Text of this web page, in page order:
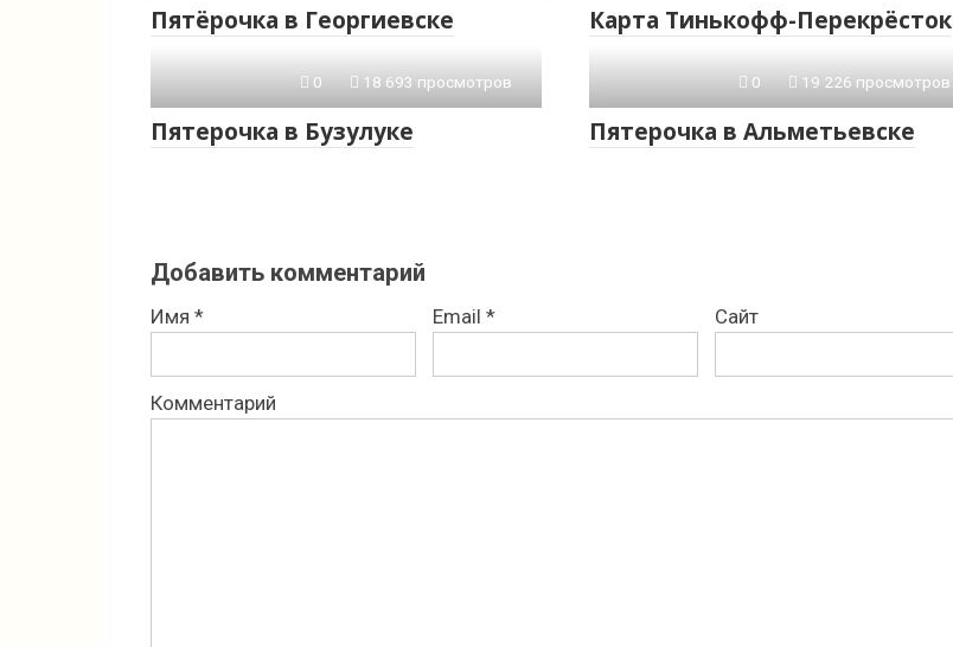
Пятёрочка в Георгиевске Карта Тинькофф-Перекрёсток
0 18 693 просмотров
Пятерочка в Бузулуке
0 19 226 просмотров
Пятерочка в Альметьевске
Добавить комментарий
Имя * Email * Сайт
Комментарий